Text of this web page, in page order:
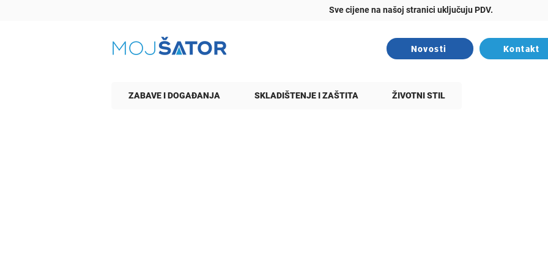
Sve cijene na našoj stranici uključuju PDV.
Novosti Kontakt
ZABAVE I DOGAĐANJA SKLADIŠTENJE I ZAŠTITA ŽIVOTNI STIL